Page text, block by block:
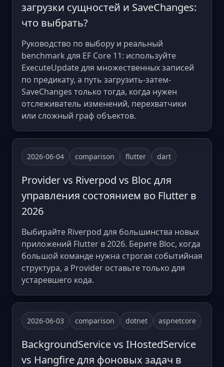
загрузки сущностей и SaveChanges:
что выбрать?
Руководство по выбору и реальный
benchmark для EF Core 11: используйте
ExecuteUpdate для множественных записей
по предикату, а путь загрузить-затем-
SaveChanges только тогда, когда нужен
отслеживатель изменений, перехватчики
или сложный граф объектов.
2026-06-04 comparison flutter dart
Provider vs Riverpod vs Bloc для
управления состоянием во Flutter в
2026
Выбирайте Riverpod для большинства новых
приложений Flutter в 2026. Берите Bloc, когда
большой команде нужна строгая событийная
структура, а Provider оставьте только для
устаревшего кода.
2026-06-03 comparison dotnet aspnetcore
BackgroundService vs IHostedService
vs Hangfire для фоновых задач в